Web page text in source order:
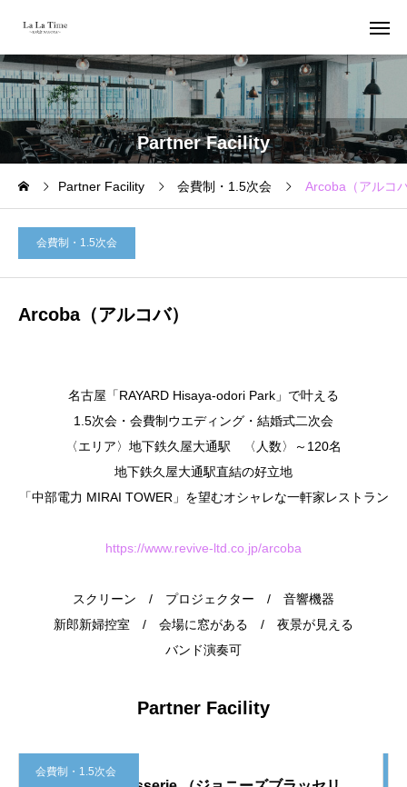
Partner Facility
Partner Facility 会費制・1.5次会 Arcoba（アルコ
会費制・1.5次会
Arcoba（アルコバ）
名古屋「RAYARD Hisaya-odori Park」で叶える
1.5次会・会費制ウエディング・結婚式二次会
〈エリア〉地下鉄久屋大通駅 〈人数〉～120名
地下鉄久屋大通駅直結の好立地
「中部電力 MIRAI TOWER」を望むオシャレな一軒家レストラン
https://www.revive-ltd.co.jp/arcoba
スクリーン / プロジェクター / 音響機器
新郎新婦控室 / 会場に窓がある / 夜景が見える
バンド演奏可
Partner Facility